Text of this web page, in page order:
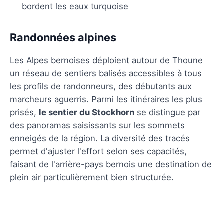
bordent les eaux turquoise
Randonnées alpines
Les Alpes bernoises déploient autour de Thoune
un réseau de sentiers balisés accessibles à tous
les profils de randonneurs, des débutants aux
marcheurs aguerris. Parmi les itinéraires les plus
prisés, le sentier du Stockhorn se distingue par
des panoramas saisissants sur les sommets
enneigés de la région. La diversité des tracés
permet d'ajuster l'effort selon ses capacités,
faisant de l'arrière-pays bernois une destination de
plein air particulièrement bien structurée.